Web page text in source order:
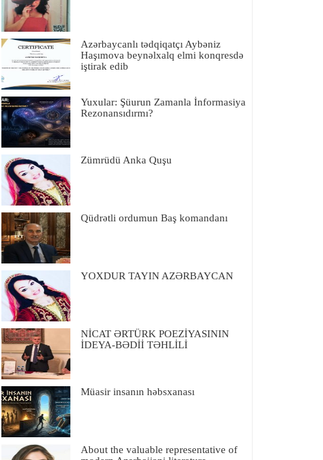
Azərbaycanlı tədqiqatçı Aybəniz
Haşımova beynəlxalq elmi konqresdə
iştirak edib
Yuxular: Şüurun Zamanla İnformasiya
Rezonansıdırmı?
Zümrüdü Anka Quşu
Qüdrətli ordumun Baş komandanı
YOXDUR TAYIN AZƏRBAYCAN
NİCAT ƏRTÜRK POEZİYASININ
İDEYA-BƏDİİ TƏHLİLİ
Müasir insanın həbsxanası
About the valuable representative of